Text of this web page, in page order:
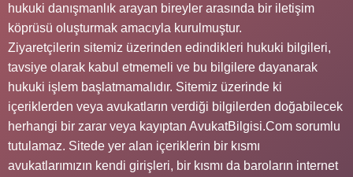
hukuki danışmanlık arayan bireyler arasında bir iletişim
köprüsü oluşturmak amacıyla kurulmuştur.
Ziyaretçilerin sitemiz üzerinden edindikleri hukuki bilgileri,
tavsiye olarak kabul etmemeli ve bu bilgilere dayanarak
hukuki işlem başlatmamalıdır. Sitemiz üzerinde ki
içeriklerden veya avukatların verdiği bilgilerden doğabilecek
herhangi bir zarar veya kayıptan AvukatBilgisi.Com sorumlu
tutulamaz. Sitede yer alan içeriklerin bir kısmı
avukatlarımızın kendi girişleri, bir kısmı da baroların internet